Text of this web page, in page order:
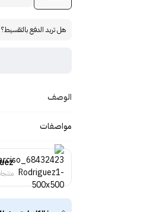
هل تريد الدفع بالتقسيط؟
الوصف
مواصفات